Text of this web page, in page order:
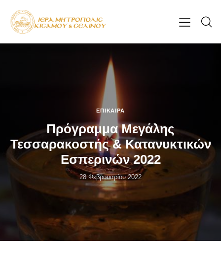
ΕΠΊΚΑΙΡΑ
Πρόγραμμα Μεγάλης
Τεσσαρακοστής & Κατανυκτικών
Εσπερινών 2022
28 Φεβρουαρίου 2022